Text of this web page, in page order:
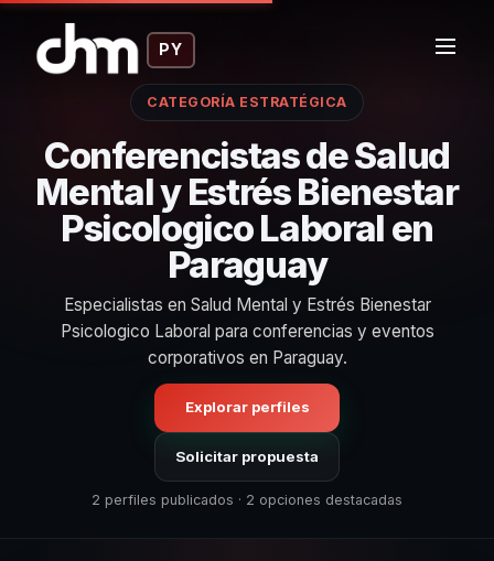
PY
CATEGORÍA ESTRATÉGICA
Conferencistas de Salud
Mental y Estrés Bienestar
Psicologico Laboral en
Paraguay
Especialistas en Salud Mental y Estrés Bienestar
Psicologico Laboral para conferencias y eventos
corporativos en Paraguay.
Explorar perfiles
Solicitar propuesta
2 perfiles publicados · 2 opciones destacadas